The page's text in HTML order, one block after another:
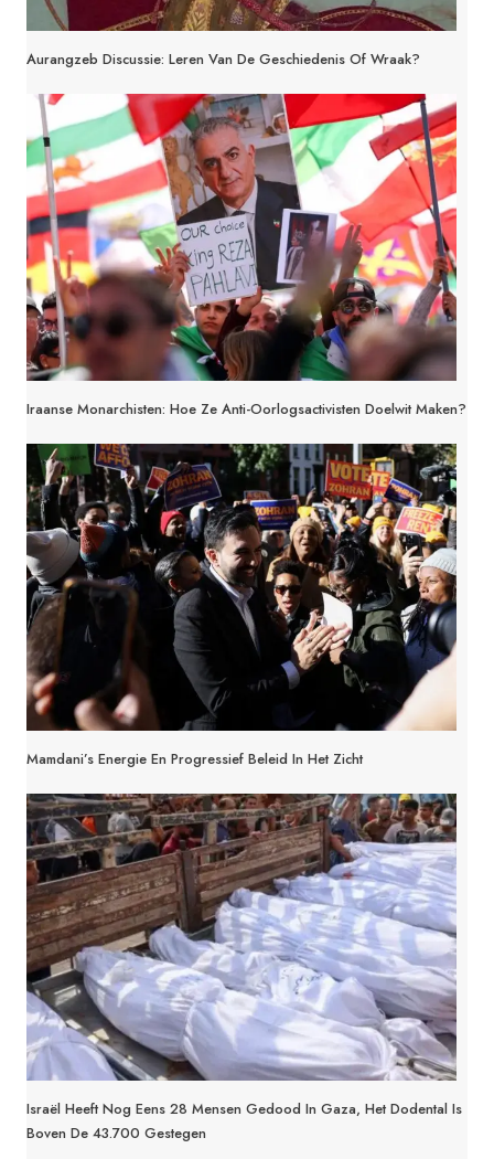
Aurangzeb Discussie: Leren Van De Geschiedenis Of Wraak?
Iraanse Monarchisten: Hoe Ze Anti-Oorlogsactivisten Doelwit Maken?
Mamdani’s Energie En Progressief Beleid In Het Zicht
Israël Heeft Nog Eens 28 Mensen Gedood In Gaza, Het Dodental Is
Boven De 43.700 Gestegen